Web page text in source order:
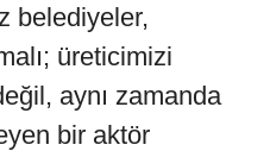
belediyeler,
üreticimizi
aynı zamanda
bir aktör